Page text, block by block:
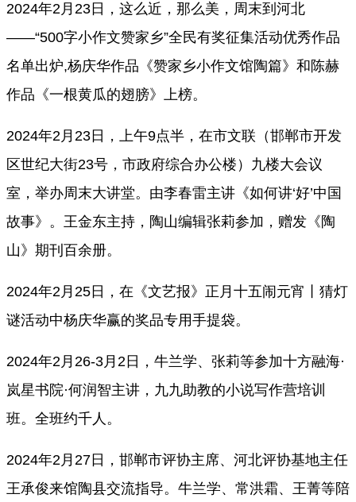
2024年2月23日， 这么近，那么美，周末到河北
——“500字小作文赞家乡”全民有奖征集活动优秀作品
名单出炉,杨庆华作品《赞家乡小作文馆陶篇》和陈赫
作品《一根黄瓜的翅膀》上榜。
2024年2月23日，上午9点半，在市文联（邯郸市开发
区世纪大街23号，市政府综合办公楼）九楼大会议
室，举办周末大讲堂。由李春雷主讲《如何讲‘好’中国
故事》。王金东主持，陶山编辑张莉参加，赠发《陶
山》期刊百余册。
2024年2月25日，在《文艺报》正月十五闹元宵丨猜灯
谜活动中杨庆华赢的奖品专用手提袋。
2024年2月26-3月2日，牛兰学、张莉等参加十方融海·
岚星书院·何润智主讲，九九助教的小说写作营培训
班。全班约千人。
2024年2月27日，邯郸市评协主席、河北评协基地主任
王承俊来馆陶县交流指导。牛兰学、常洪霜、王菁等陪